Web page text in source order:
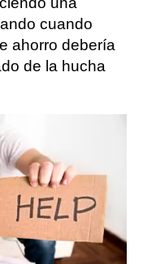
cuando
ahorro debería
de la hucha